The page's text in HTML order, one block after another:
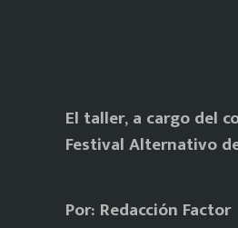
El taller, a cargo del
Festival Alternativo
Por: Redacción